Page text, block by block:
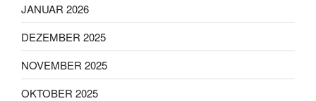
JANUAR 2026
DEZEMBER 2025
NOVEMBER 2025
OKTOBER 2025